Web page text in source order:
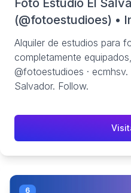
Foto Estudio El
(@fotoestudioes) •
and videos
Alquiler de estudios para
completamente
@fotoestudioes ·
Salvador. Follow.
6